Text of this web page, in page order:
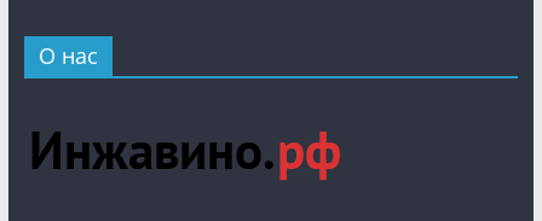
О нас